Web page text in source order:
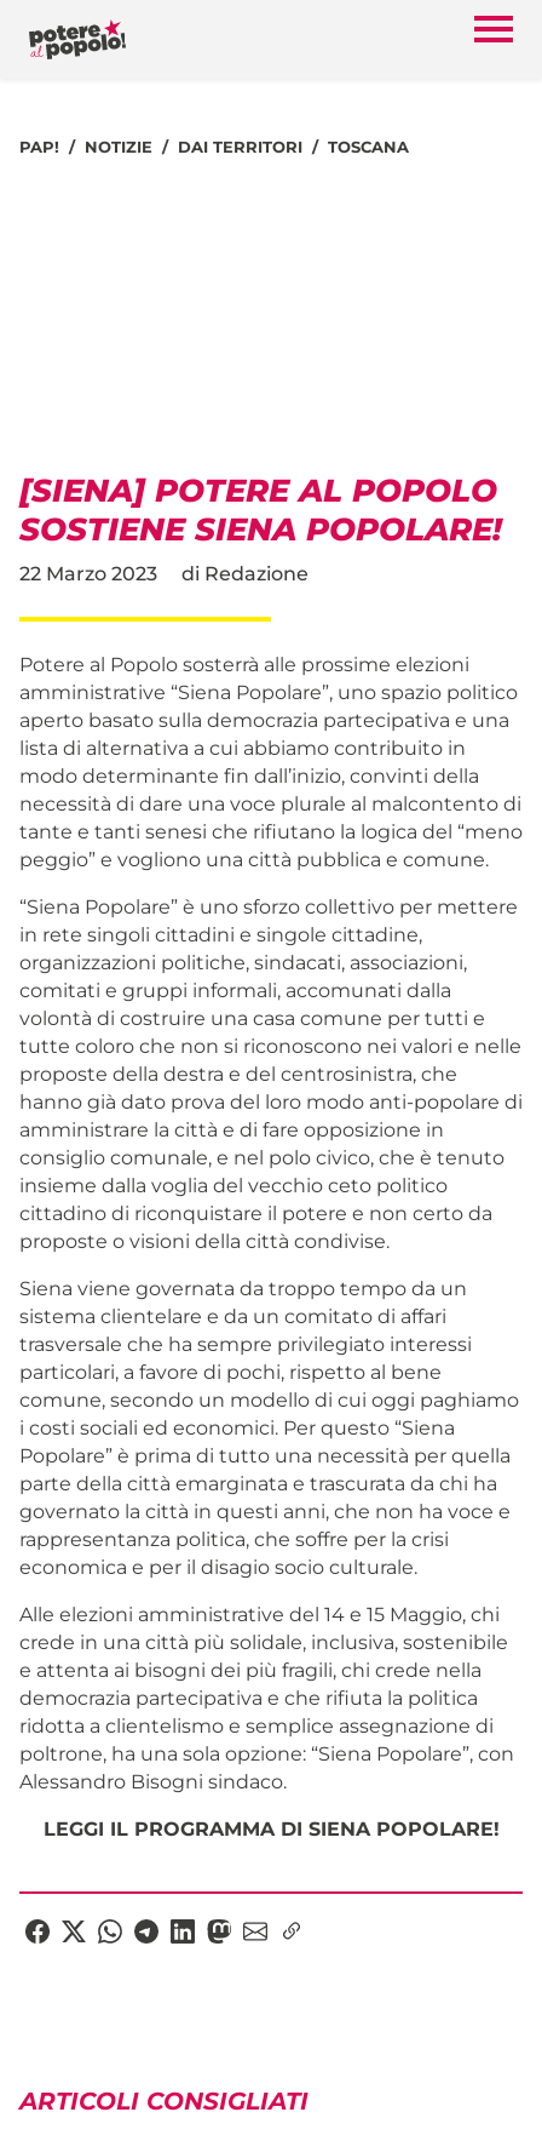
PAP! NOTIZIE DAI TERRITORI TOSCANA
[SIENA] POTERE AL POPOLO
SOSTIENE SIENA POPOLARE!
22 Marzo 2023 di Redazione
Potere al Popolo sosterrà alle prossime elezioni
amministrative “Siena Popolare”, uno spazio politico
aperto basato sulla democrazia partecipativa e una
lista di alternativa a cui abbiamo contribuito in
modo determinante fin dall’inizio, convinti della
necessità di dare una voce plurale al malcontento di
tante e tanti senesi che rifiutano la logica del “meno
peggio” e vogliono una città pubblica e comune.
“Siena Popolare” è uno sforzo collettivo per mettere
in rete singoli cittadini e singole cittadine,
organizzazioni politiche, sindacati, associazioni,
comitati e gruppi informali, accomunati dalla
volontà di costruire una casa comune per tutti e
tutte coloro che non si riconoscono nei valori e nelle
proposte della destra e del centrosinistra, che
hanno già dato prova del loro modo anti-popolare di
amministrare la città e di fare opposizione in
consiglio comunale, e nel polo civico, che è tenuto
insieme dalla voglia del vecchio ceto politico
cittadino di riconquistare il potere e non certo da
proposte o visioni della città condivise.
Siena viene governata da troppo tempo da un
sistema clientelare e da un comitato di affari
trasversale che ha sempre privilegiato interessi
particolari, a favore di pochi, rispetto al bene
comune, secondo un modello di cui oggi paghiamo
i costi sociali ed economici. Per questo “Siena
Popolare” è prima di tutto una necessità per quella
parte della città emarginata e trascurata da chi ha
governato la città in questi anni, che non ha voce e
rappresentanza politica, che soffre per la crisi
economica e per il disagio socio culturale.
Alle elezioni amministrative del 14 e 15 Maggio, chi
crede in una città più solidale, inclusiva, sostenibile
e attenta ai bisogni dei più fragili, chi crede nella
democrazia partecipativa e che rifiuta la politica
ridotta a clientelismo e semplice assegnazione di
poltrone, ha una sola opzione: “Siena Popolare”, con
Alessandro Bisogni sindaco.
LEGGI IL PROGRAMMA DI SIENA POPOLARE!
ARTICOLI CONSIGLIATI